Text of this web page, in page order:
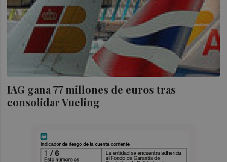
IAG gana 77 millones de euros tras
consolidar Vueling